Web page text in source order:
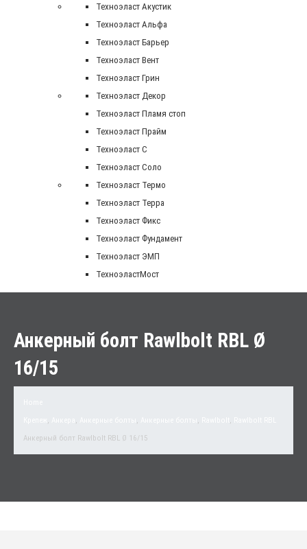
Техноэласт Акустик
Техноэласт Альфа
Техноэласт Барьер
Техноэласт Вент
Техноэласт Грин
Техноэласт Декор
Техноэласт Пламя стоп
Техноэласт Прайм
Техноэласт С
Техноэласт Соло
Техноэласт Термо
Техноэласт Терра
Техноэласт Фикс
Техноэласт Фундамент
Техноэласт ЭМП
ТехноэластМост
Анкерный болт Rawlbolt RBL Ø
16/15
, , , , ,
Анкерный болт Rawlbolt RBL Ø 16/15